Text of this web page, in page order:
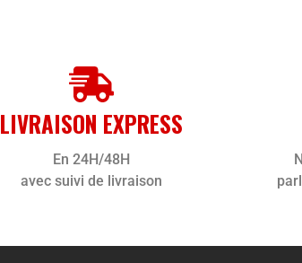
LIVRAISON EXPRESS
En 24H/48H
avec suivi de livraison